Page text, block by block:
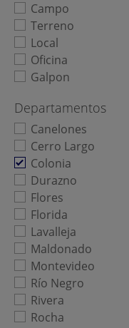
Campo
Terreno
Local
Oficina
Galpon
Departamentos
Canelones
Cerro Largo
Colonia
Durazno
Flores
Florida
Lavalleja
Maldonado
Montevideo
Río Negro
Rivera
Rocha